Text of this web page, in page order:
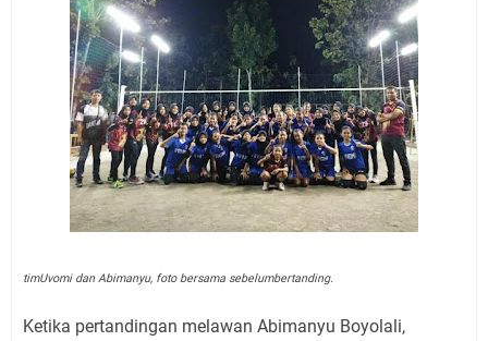
timUvomi dan Abimanyu, foto bersama sebelumbertanding.
Ketika pertandingan melawan Abimanyu Boyolali,